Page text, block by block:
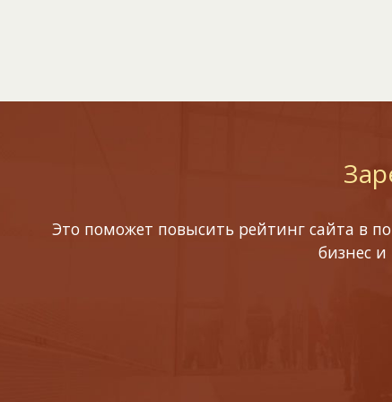
Это поможет повысить рейтинг сайта в
бизнес